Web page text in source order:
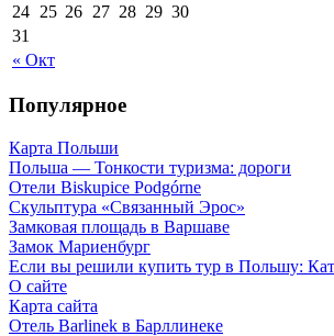
« Окт
24 25 26 27 28 29 30
31
Популярное
Карта Польши
Польша — Тонкости туризма: дороги
Отели Biskupice Podgórne
Скульптура «Связанный Эрос»
Замковая площадь в Варшаве
Замок Мариенбург
Если вы решили купить тур в Польшу:
О сайте
Карта сайта
Отель Barlinek в Барллинеке